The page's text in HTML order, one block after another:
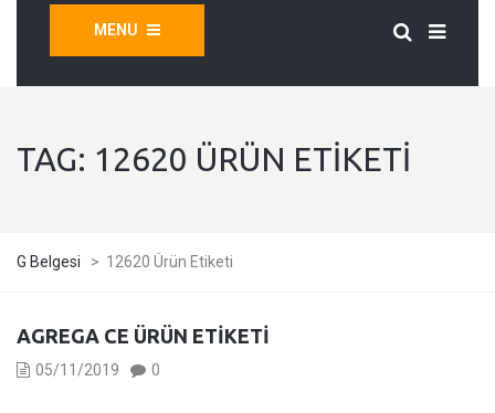
MENU
TAG: 12620 ÜRÜN ETIKETI
G Belgesi > 12620 Ürün Etiketi
AGREGA CE ÜRÜN ETIKETI
05/11/2019 0